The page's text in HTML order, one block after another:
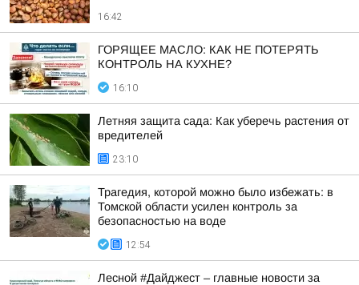
16:42
ГОРЯЩЕЕ МАСЛО: КАК НЕ ПОТЕРЯТЬ
КОНТРОЛЬ НА КУХНЕ?
16:10
Летняя защита сада: Как уберечь растения от
вредителей
23:10
Трагедия, которой можно было избежать: в
Томской области усилен контроль за
безопасностью на воде
12:54
Лесной #Дайджест – главные новости за